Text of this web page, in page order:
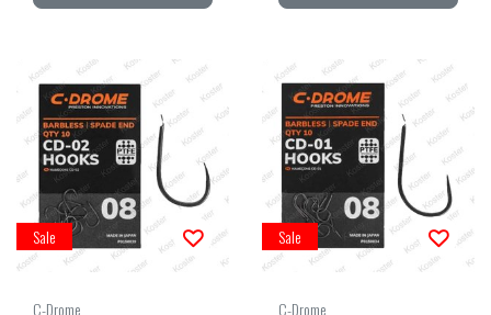
Sale
C-Drome
Sale
C-Drome